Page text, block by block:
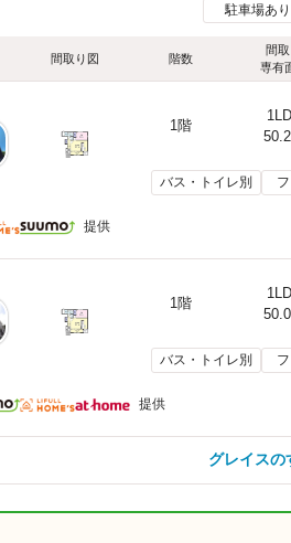
駐車場あり
間取り図 階数
間取
専有
1階
バス・トイレ別
提供
1階
バス・トイレ別
提供
グレイスの